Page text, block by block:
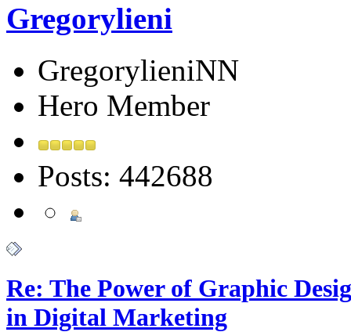
Gregorylieni
GregorylieniNN
Hero Member
Posts: 442688
Re: The Power of Graphic
in Digital Marketing